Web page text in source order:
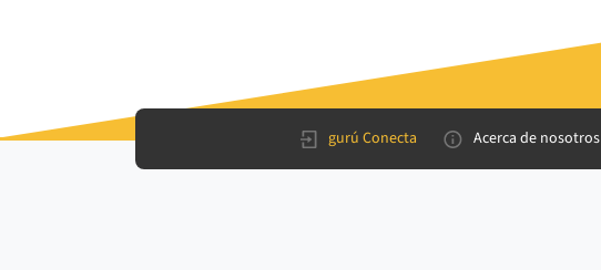
gurú Conecta Acerca de nosotros